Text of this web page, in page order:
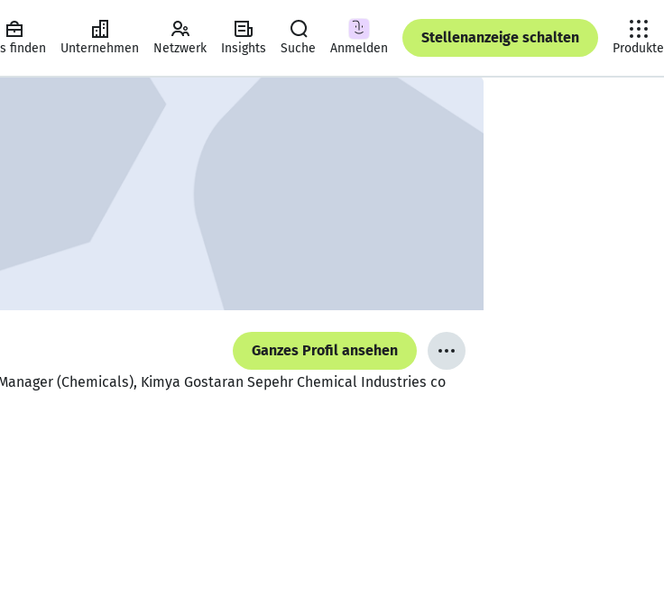
finden Unternehmen Netzwerk Insights Suche Anmelden
Stellenanzeige schalten
Produkte
Ganzes Profil ansehen
(Chemicals), Kimya Gostaran Sepehr Chemical Industries co